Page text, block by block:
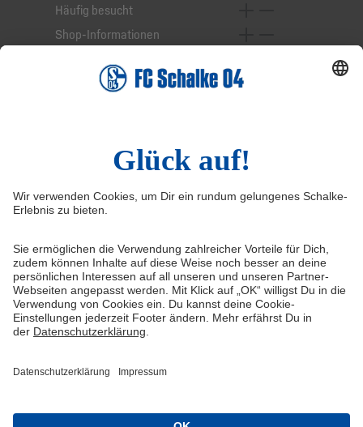
Häufig besucht
Shop-Informationen
Service-Hotline
Widerruf Vertrag widerrufen
AGB
Cookie-Einstellungen
Datenschutzerklärung Impressum